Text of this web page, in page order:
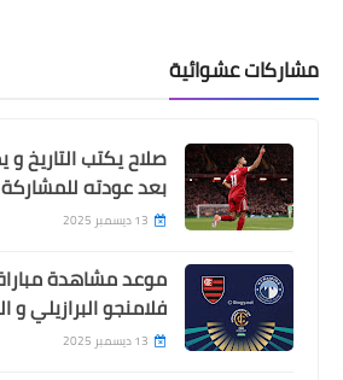
مشاركات عشوائية
صلاح يكتب التاريخ
بعد عودته للمشاركة
13 ديسمبر 2025
موعد مشاهدة
فلامنجو البرازيلي و
13 ديسمبر 2025